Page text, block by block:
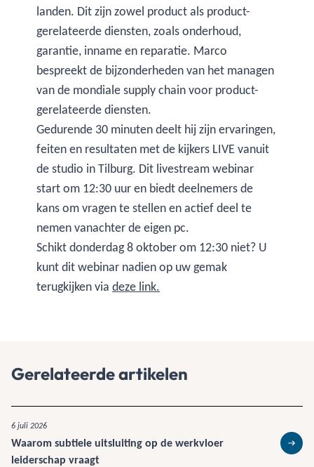
landen. Dit zijn zowel product als product-
gerelateerde diensten, zoals onderhoud,
garantie, inname en reparatie. Marco
bespreekt de bijzonderheden van het managen
van de mondiale supply chain voor product-
gerelateerde diensten.
Gedurende 30 minuten deelt hij zijn ervaringen,
feiten en resultaten met de kijkers LIVE vanuit
de studio in Tilburg. Dit livestream webinar
start om 12:30 uur en biedt deelnemers de
kans om vragen te stellen en actief deel te
nemen vanachter de eigen pc.
Schikt donderdag 8 oktober om 12:30 niet? U
kunt dit webinar nadien op uw gemak
terugkijken via deze link.
Gerelateerde artikelen
6 juli 2026
Waarom subtiele uitsluiting op de werkvloer
leiderschap vraagt
Lees